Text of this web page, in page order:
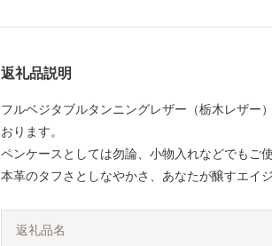
返礼品説明
フルベジタブルタンニングレザー（栃木レザー
おります。
ペンケースとしては勿論、小物入れなどでもご
本革のタフさとしなやかさ、あなたが醸すエイ
返礼品名